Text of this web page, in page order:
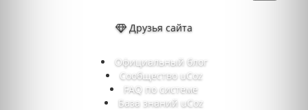
Друзья сайта
Официальный блог
Сообщество uCoz
FAQ по системе
База знаний uCoz